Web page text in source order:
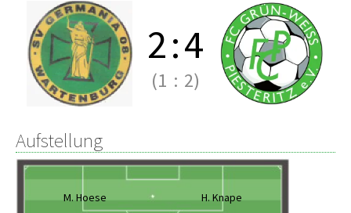
2:4
(1 : 2)
Aufstellung
M. Hoese H. Knape